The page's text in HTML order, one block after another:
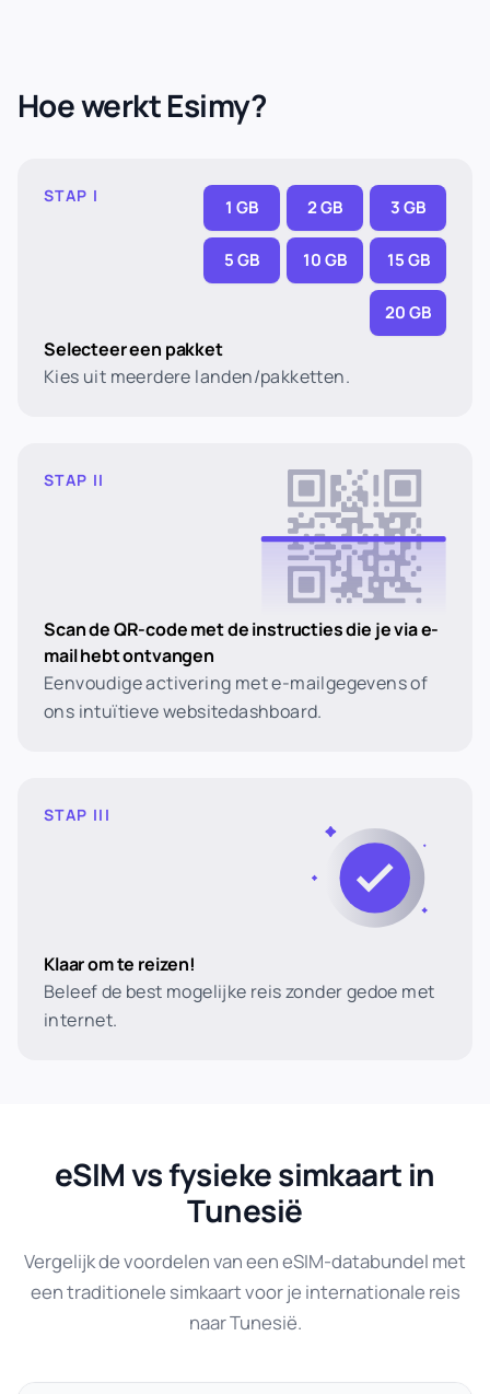
Hoe werkt Esimy?
STAP I
1 GB 2 GB 3 GB
5 GB 10 GB 15 GB
20 GB
Selecteer een pakket
Kies uit meerdere landen/pakketten.
STAP II
Scan de QR-code met de instructies die je via e-
mail hebt ontvangen
Eenvoudige activering met e-mailgegevens of
ons intuïtieve websitedashboard.
STAP III
Klaar om te reizen!
Beleef de best mogelijke reis zonder gedoe met
internet.
eSIM vs fysieke simkaart in
Tunesië
Vergelijk de voordelen van een eSIM-databundel met
een traditionele simkaart voor je internationale reis
naar Tunesië.